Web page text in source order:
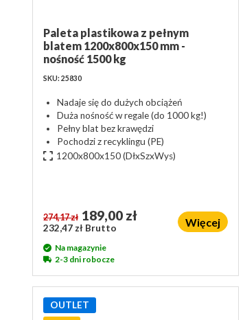
Paleta plastikowa z pełnym
blatem 1200x800x150 mm -
nośność 1500 kg
SKU: 25830
Nadaje się do dużych obciążeń
Duża nośność w regale (do 1000 kg!)
Pełny blat bez krawędzi
Pochodzi z recyklingu (PE)
1200x800x150(DłxSzxWys)
274,17 zł 189,00 zł
232,47 zł Brutto Więcej
Na magazynie
2-3 dni robocze
OUTLET